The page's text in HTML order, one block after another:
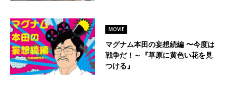
MOVIE
マグナム本田の妄想続編 〜今度は
戦争だ！～『草原に黄色い花を見
つける』